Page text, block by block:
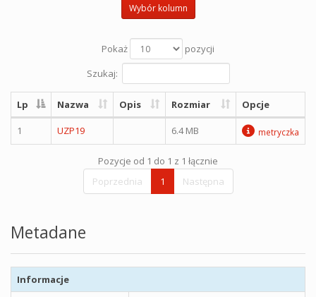
Wybór kolumn
Pokaż
pozycji
Szukaj:
Lp Nazwa Opis Rozmiar Opcje
1 UZP19 6.4 MB metryczka
Pozycje od 1 do 1 z 1 łącznie
Poprzednia
1 Następna
Metadane
Informacje